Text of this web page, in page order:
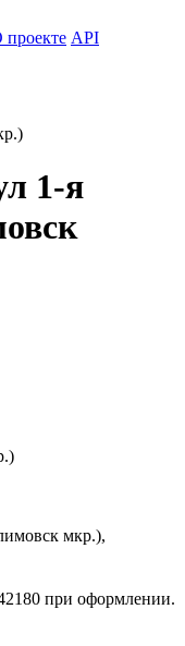
проекте API
1-я
мкр.),
при оформлении.